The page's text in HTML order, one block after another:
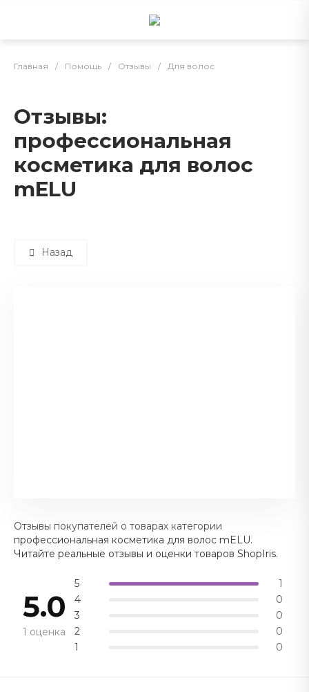
Главная / Помощь / Отзывы / Для волос
Отзывы:
профессиональная
косметика для волос
mELU
Назад
Отзывы покупателей о товарах категории
профессиональная косметика для волос mELU.
Читайте реальные отзывы и оценки товаров ShopIris.
5.0
1 оценка
5
1
4
0
3
0
2
0
1
0